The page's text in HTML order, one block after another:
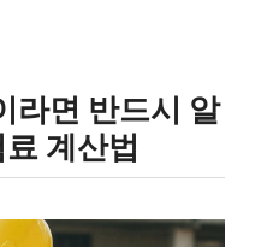
라면 반드시 알
계산법